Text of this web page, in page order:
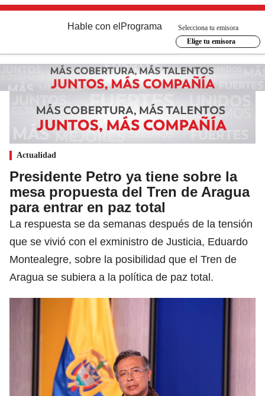
Hable con el Programa
Selecciona tu emisora
Elige tu emisora
Actualidad
Presidente Petro ya tiene sobre la
mesa propuesta del Tren de Aragua
para entrar en paz total
La respuesta se da semanas después de la tensión
que se vivió con el exministro de Justicia, Eduardo
Montealegre, sobre la posibilidad que el Tren de
Aragua se subiera a la política de paz total.